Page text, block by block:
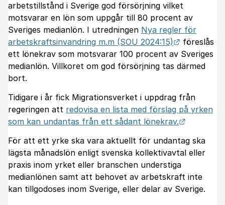
arbetstillstånd i Sverige god försörjning vilket
motsvarar en lön som uppgår till 80 procent av
Sveriges medianlön. I utredningen Nya regler för
arbetskraftsinvandring m.m (SOU 2024:15)
Länk till
föreslås
ett lönekrav som motsvarar 100 procent av Sveriges
medianlön. Villkoret om god försörjning tas därmed
bort.
Tidigare i år fick Migrationsverket i uppdrag från
regeringen att redovisa en lista med förslag på yrken
som kan undantas från ett sådant lönekrav.
För att ett yrke ska vara aktuellt för undantag ska
lägsta månadslön enligt svenska kollektivavtal eller
praxis inom yrket eller branschen understiga
medianlönen samt att behovet av arbetskraft inte
kan tillgodoses inom Sverige, eller delar av Sverige.